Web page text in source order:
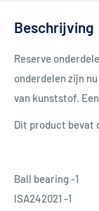
Beschrijving
Reserve
onderdelen zijn
van kunststof.
Dit product bevat
Ball bearing -1
lSA242021 -1